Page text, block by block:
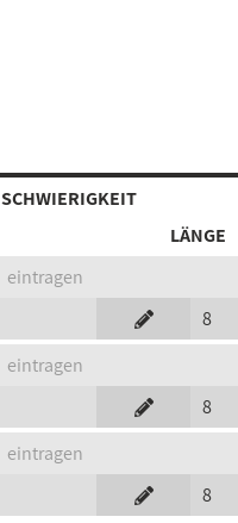
SCHWIERIGKEIT
LÄNGE
eintragen
8
eintragen
8
eintragen
8